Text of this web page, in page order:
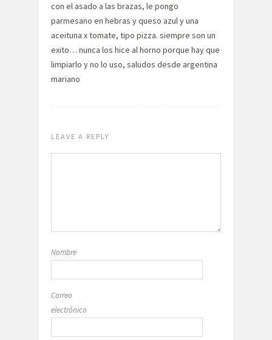
con el asado a las brazas, le pongo
parmesano en hebras y queso azul y una
aceituna x tomate, tipo pizza. siempre son un
exito… nunca los hice al horno porque hay que
limpiarlo y no lo uso, saludos desde argentina
mariano
LEAVE A REPLY
Nombre
Correo
electrónico